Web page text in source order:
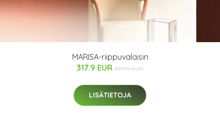
MARISA-riippuvalaisin
317.9 EUR 409.9 EUR
LISÄTIETOJA